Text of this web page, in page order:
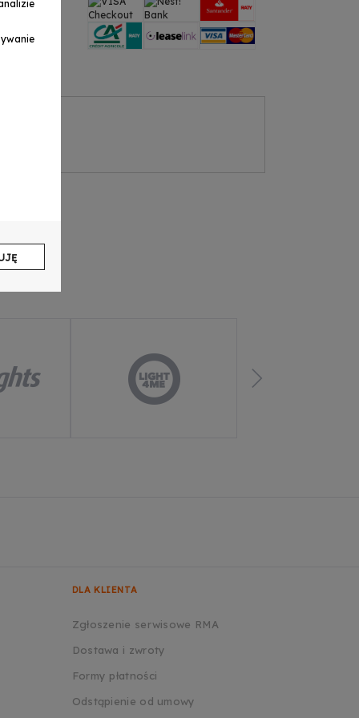
DLA KLIENTA
Zgłoszenie serwisowe RMA
Dostawa i zwroty
Formy płatności
Odstąpienie od umowy